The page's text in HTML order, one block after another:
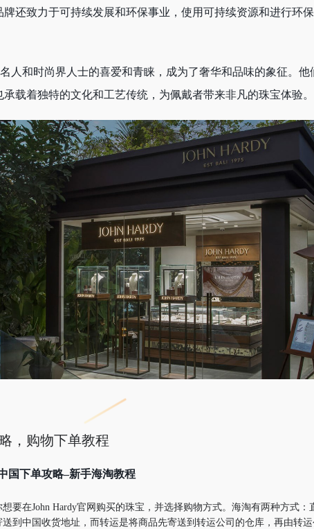
还致力于可持续发展和环保事业，使用可持续资源和进行环
人和时尚界人士的喜爱和青睐，成为了奢华和品味的象征。他
载着独特的文化和工艺传统，为佩戴者带来非凡的珠宝体验。
，购物下单教程
国下单攻略–新手海淘教程
想要在John Hardy官网购买的珠宝，并选择购物方式。海淘有两种方式：
到中国收货地址，而转运是将商品先寄送到转运公司的仓库，再由转